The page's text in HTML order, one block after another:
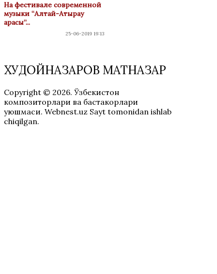
На фестивале современной
музыки “Алтай-Атырау
арасы”...
25-06-2019 19:13
ХУДОЙНАЗАРОВ МАТНАЗАР
Copyright © 2026. Ўзбекистон
композиторлари ва бастакорлари
уюшмаси. Webnest.uz Sayt tomonidan ishlab
chiqilgan.